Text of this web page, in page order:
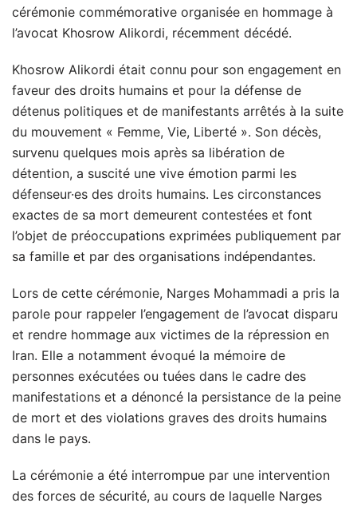
cérémonie commémorative organisée en hommage à
l’avocat Khosrow Alikordi, récemment décédé.
Khosrow Alikordi était connu pour son engagement en
faveur des droits humains et pour la défense de
détenus politiques et de manifestants arrêtés à la suite
du mouvement « Femme, Vie, Liberté ». Son décès,
survenu quelques mois après sa libération de
détention, a suscité une vive émotion parmi les
défenseur·es des droits humains. Les circonstances
exactes de sa mort demeurent contestées et font
l’objet de préoccupations exprimées publiquement par
sa famille et par des organisations indépendantes.
Lors de cette cérémonie, Narges Mohammadi a pris la
parole pour rappeler l’engagement de l’avocat disparu
et rendre hommage aux victimes de la répression en
Iran. Elle a notamment évoqué la mémoire de
personnes exécutées ou tuées dans le cadre des
manifestations et a dénoncé la persistance de la peine
de mort et des violations graves des droits humains
dans le pays.
La cérémonie a été interrompue par une intervention
des forces de sécurité, au cours de laquelle Narges